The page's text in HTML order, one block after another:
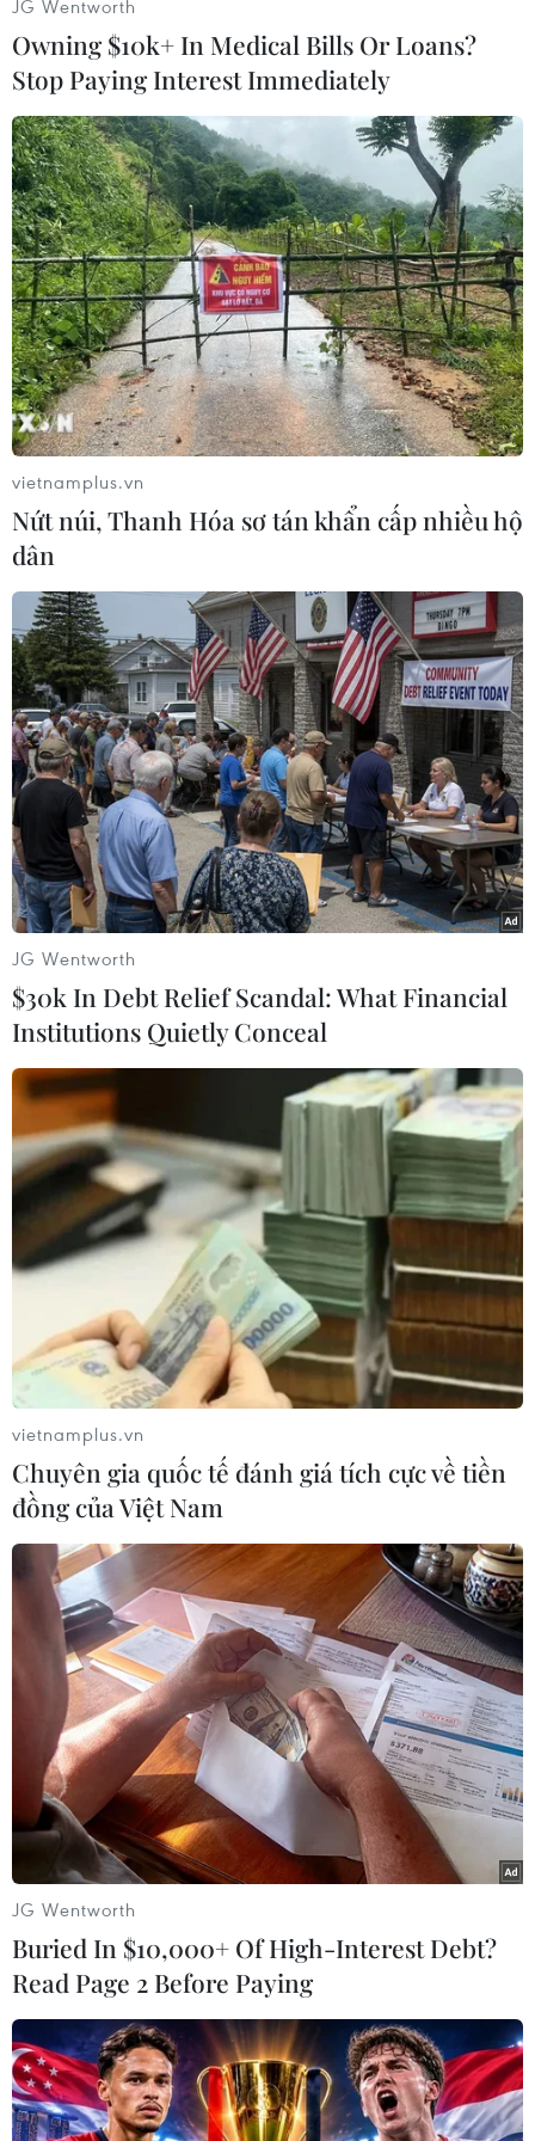
Play
Video
Diễn biến chính của trận đấu.
Ở trận đấu cùng giờ, đội tuyển Nga đã phải
ngậm ngùi chia tay giải đấu ngay trên sân nhà
sau khi để thua ngược 1-2 trước Mexico.​
Aleksandr Samedov mở tỷ số cho tuyển Nga ở
phút 25 với pha dứt điểm chéo góc, nhưng niềm
vui của đội chủ nhà chỉ tồn tại đúng 5 phút
trước khi Nestor Araujo đánh đầu hiểm hóc gỡ
hòa 1-1 cho đội bóng đến từ Trung Mỹ.​
Ngay đầu hiệp 2, Hirving Lozano đã tận dụng
sai lầm của hàng thủ Nga, băng lên đánh đầu ấn
định chiến thắng 2-1, qua đó đưa Mexico vào
bán kết với tư cách nhì bảng A.
Nga cũng trở thành đội chủ nhà đầu tiên không
vượt qua vòng bảng kể từ Confed Cup 2001, giải
đấu mà đồng chủ nhà Hàn Quốc phải dừng bước
sớm.
Nỗi buồn của các cầu thủ Nga. (Nguồn: Getty Images)
(Vietnam+)
JG Wentworth
Owning $10k+ In Medical Bills Or Loans?
Stop Paying Interest Immediately
vietnamplus.vn
Nứt núi, Thanh Hóa sơ tán khẩn cấp nhiều hộ
dân
JG Wentworth
$30k In Debt Relief Scandal: What Financial
Institutions Quietly Conceal
vietnamplus.vn
Chuyên gia quốc tế đánh giá tích cực về tiền
đồng của Việt Nam
JG Wentworth
Buried In $10,000+ Of High-Interest Debt?
Read Page 2 Before Paying